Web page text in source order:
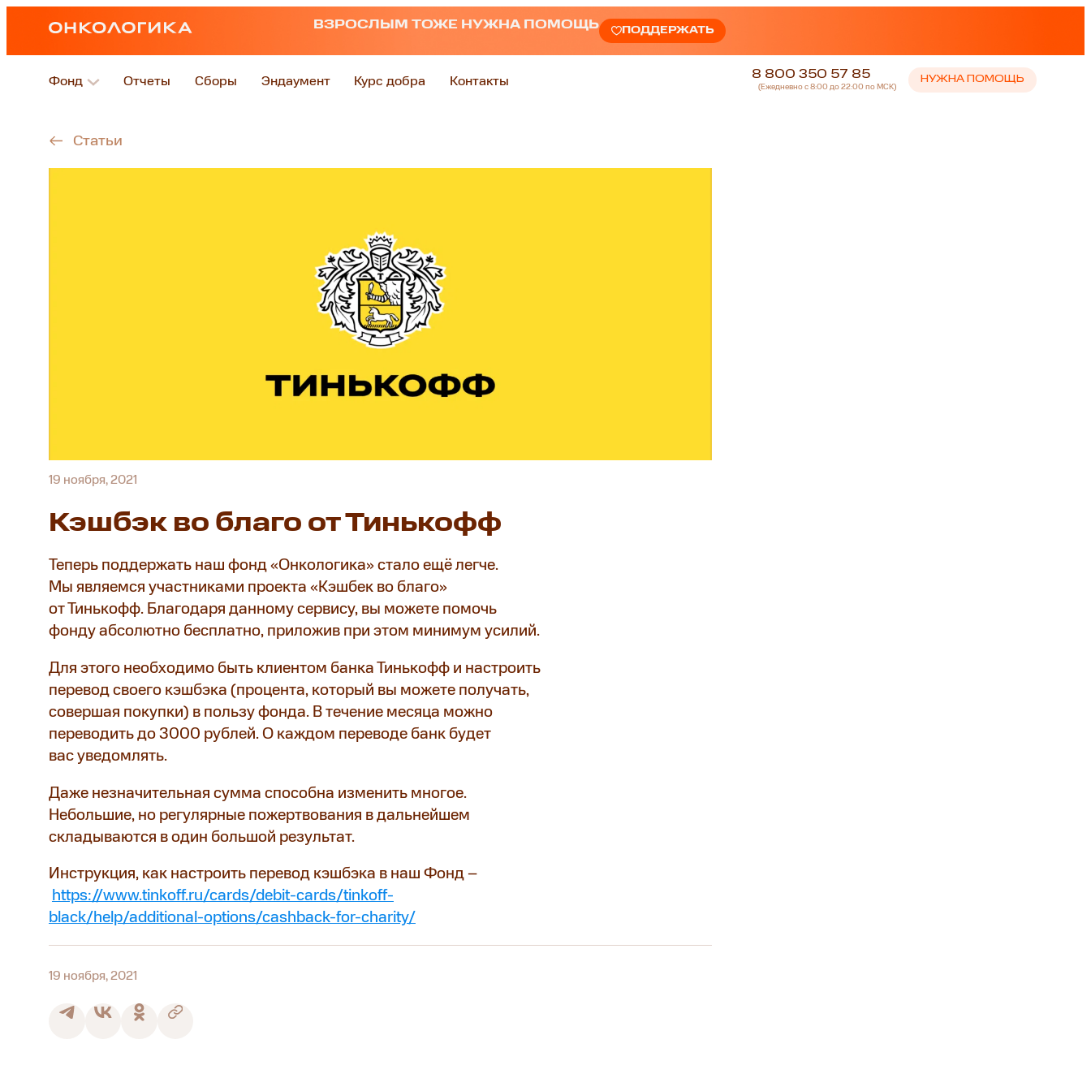
ВЗРОСЛЫМ ТОЖЕ НУЖНА ПОМОЩЬ ПОДДЕРЖАТЬ
Фонд Отчеты Сборы Эндаумент Курс добра Контакты
8 800 350 57 85
(Ежедневно с 8:00 до 22:00 по МСК)
НУЖНА ПОМОЩЬ
Статьи
19 ноября, 2021
Кэшбэк во благо от Тинькофф
Теперь поддержать наш фонд «Онкологика» стало ещё легче.
Мы являемся участниками проекта «Кэшбек во благо»
от Тинькофф. Благодаря данному сервису, вы можете помочь
фонду абсолютно бесплатно, приложив при этом минимум усилий.
Для этого необходимо быть клиентом банка Тинькофф и настроить
перевод своего кэшбэка (процента, который вы можете получать,
совершая покупки) в пользу фонда. В течение месяца можно
переводить до 3000 рублей. О каждом переводе банк будет
вас уведомлять.
Даже незначительная сумма способна изменить многое.
Небольшие, но регулярные пожертвования в дальнейшем
складываются в один большой результат.
Инструкция, как настроить перевод кэшбэка в наш Фонд –
https://www.tinkoff.ru/cards/debit-cards/tinkoff-
black/help/additional-options/cashback-for-charity/
19 ноября, 2021